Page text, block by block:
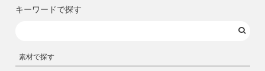
キーワードで探す
素材で探す